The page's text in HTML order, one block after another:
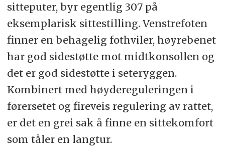
sitteputer, byr egentlig 307 på
eksemplarisk sittestilling. Venstrefoten
finner en behagelig fothviler, høyrebenet
har god sidestøtte mot midtkonsollen og
det er god sidestøtte i seteryggen.
Kombinert med høydereguleringen i
førersetet og fireveis regulering av rattet,
er det en grei sak å finne en sittekomfort
som tåler en langtur.